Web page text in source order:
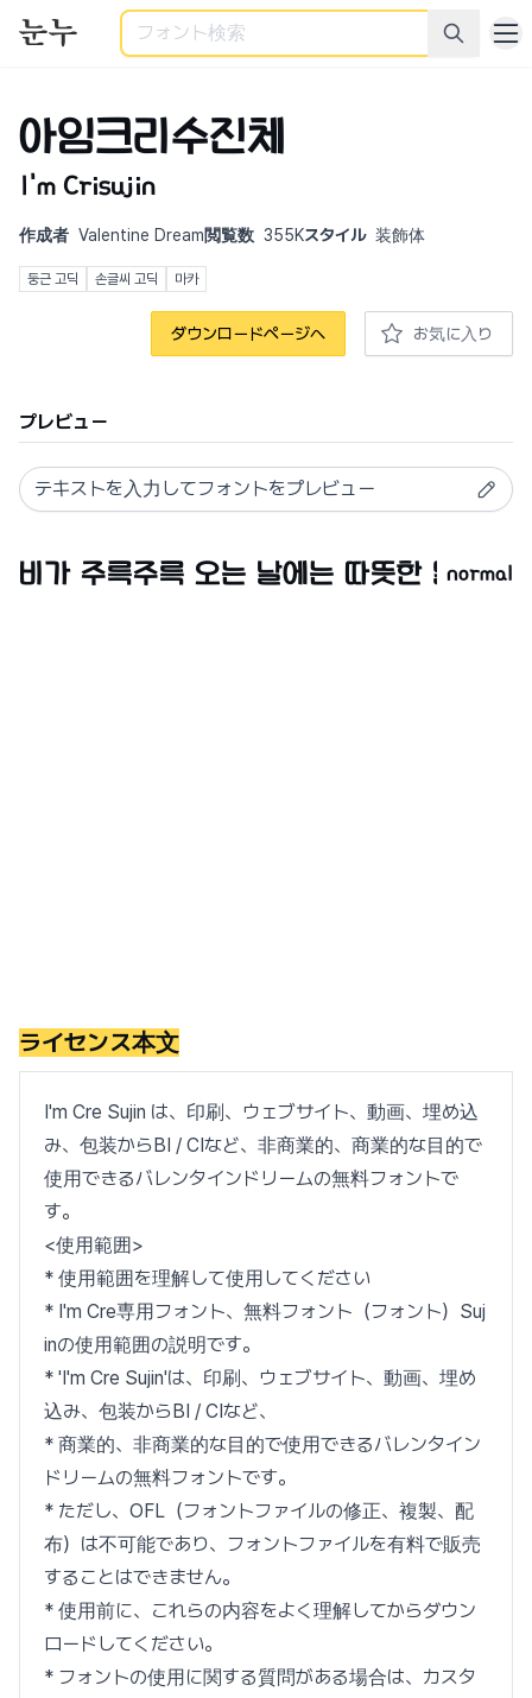
検索
아임크리수진체
I'm Crisujin
作成者 Valentine Dream閲覧数 355Kスタイル 装飾体
둥근 고딕 손글씨 고딕 마카
ダウンロードページへ お気に入り
プレビュー
normal
ライセンス本文
I'm Cre Sujin は、印刷、ウェブサイト、動画、埋め込
み、包装からBI / CIなど、非商業的、商業的な目的で
使用できるバレンタインドリームの無料フォントで
す。
<使用範囲>
* 使用範囲を理解して使用してください
* I'm Cre専用フォント、無料フォント（フォント）Suj
inの使用範囲の説明です。
* 'I'm Cre Sujin'は、印刷、ウェブサイト、動画、埋め
込み、包装からBI / CIなど、
* 商業的、非商業的な目的で使用できるバレンタイン
ドリームの無料フォントです。
* ただし、OFL（フォントファイルの修正、複製、配
布）は不可能であり、フォントファイルを有料で販売
することはできません。
* 使用前に、これらの内容をよく理解してからダウン
ロードしてください。
* フォントの使用に関する質問がある場合は、カスタ